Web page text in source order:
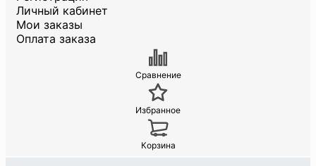
Личный кабинет
Мои заказы
Оплата заказа
Сравнение
Избранное
Корзина